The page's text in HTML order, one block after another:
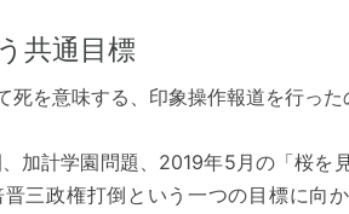
共通目標
を意味する、印象操作報道を行った
加計学園問題、2019年5月の「桜を
三政権打倒という一つの目標に向